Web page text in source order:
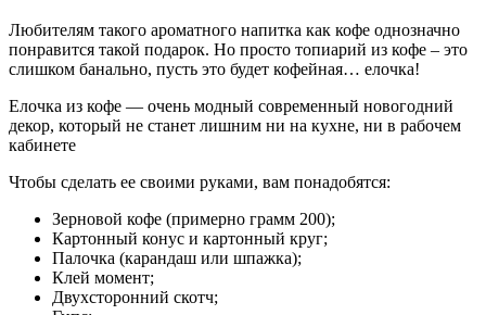
Любителям такого ароматного напитка как кофе однозначно
понравится такой подарок. Но просто топиарий из кофе – это
слишком банально, пусть это будет кофейная… елочка!
Елочка из кофе — очень модный современный новогодний
декор, который не станет лишним ни на кухне, ни в рабочем
кабинете
Чтобы сделать ее своими руками, вам понадобятся:
Зерновой кофе (примерно грамм 200);
Картонный конус и картонный круг;
Палочка (карандаш или шпажка);
Клей момент;
Двухсторонний скотч;